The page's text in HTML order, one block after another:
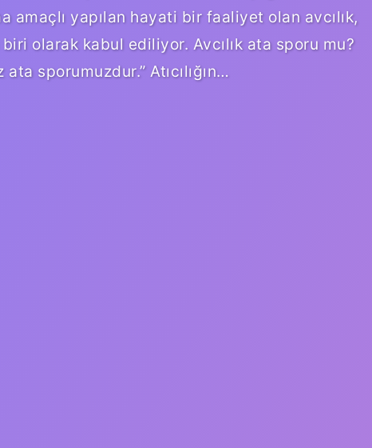
yapılan hayati bir faaliyet olan avcılık,
olarak kabul ediliyor. Avcılık ata sporu mu?
sporumuzdur.” Atıcılığın…